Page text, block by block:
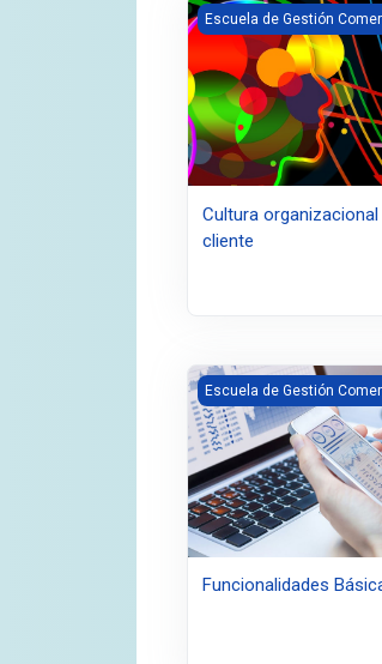
Imagen del curso
Escuela de Gestión
Cultura
cliente
Imagen del curso
Escuela de Gestión
Funcionalidades